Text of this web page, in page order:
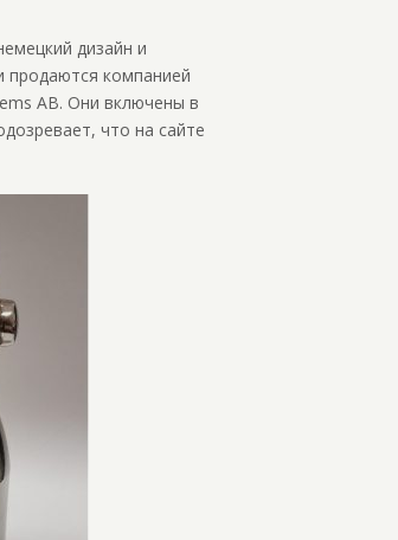
дизайн и
продаются компанией
AB. Они включены в
что на сайте